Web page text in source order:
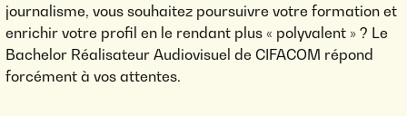
journalisme, vous souhaitez poursuivre votre formation et
enrichir votre profil en le rendant plus « polyvalent » ? Le
Bachelor Réalisateur Audiovisuel de CIFACOM répond
forcément à vos attentes.